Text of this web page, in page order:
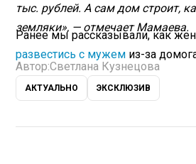
тыс. рублей. А сам дом строит,
земляки», — отмечает Мамаева.
Ранее мы рассказывали, как
развестись с мужем из-за
Автор:Светлана Кузнецова
АКТУАЛЬНО ЭКСКЛЮЗИВ